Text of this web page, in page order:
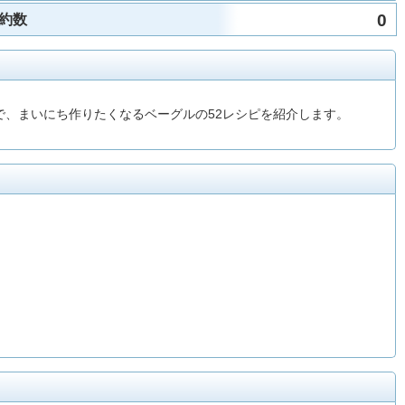
数 0
まいにち作りたくなるベーグルの52レシピを紹介します。